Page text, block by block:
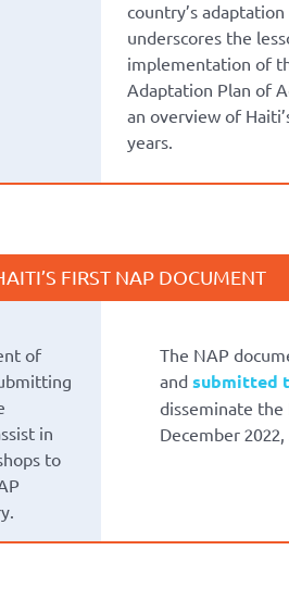
country’s
underscores the
implementation of
Adaptation Plan of
an overview of
years.
FIRST NAP DOCUMENT
of
in
to
The NAP
and submitted
disseminate the
December